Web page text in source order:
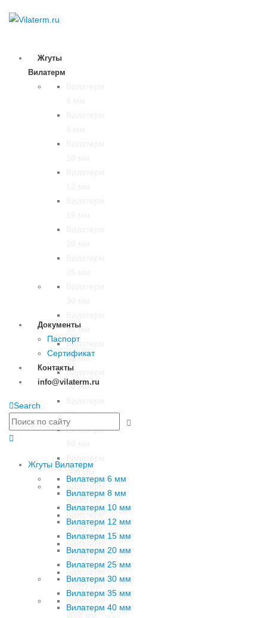
Жгуты
Вилатерм
35 мм
Вилатерм
40 мм
Вилатерм
50 мм
70 мм
Вилатерм
100 мм
Вилатерм
60/40 мм
Вилатерм
70/50 мм
Вилатерм
80/40 мм
Вилатерм
80/50 мм
Вилатерм
20/8 мм
Документы
Паспорт
Сертификат
Контакты
info@vilaterm.ru
Search
Жгуты Вилатерм
Вилатерм 6 мм
Вилатерм 8 мм
Вилатерм 10 мм
Вилатерм 12 мм
Вилатерм 15 мм
Вилатерм 20 мм
Вилатерм 25 мм
Вилатерм 30 мм
Вилатерм 35 мм
Вилатерм 40 мм